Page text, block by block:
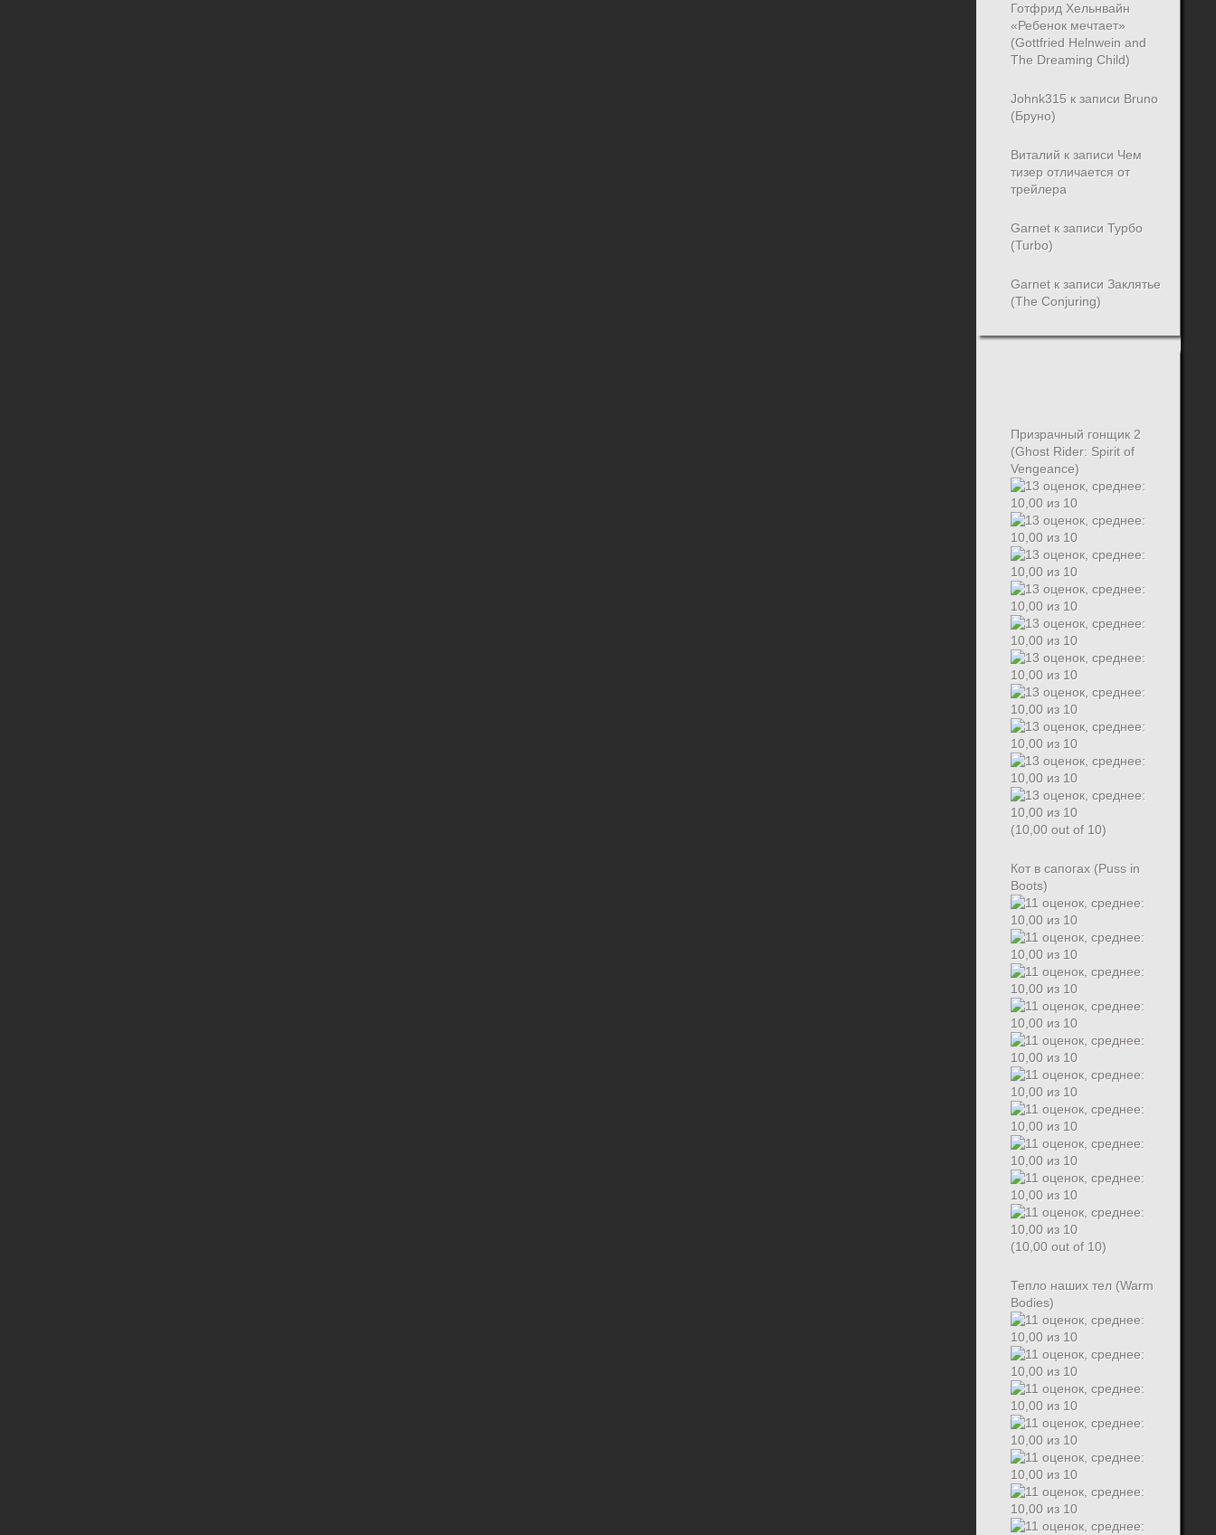
Готфрид Хельнвайн
«Ребенок мечтает»
(Gottfried Helnwein and
The Dreaming Child)
Johnk315к записи Bruno
(Бруно)
Виталий к записи Чем
тизер отличается от
трейлера
Garnetк записи Турбо
(Turbo)
Garnetк записи Заклятье
(The Conjuring)
Призрачный гонщик 2
(Ghost Rider: Spirit of
Vengeance)
(10,00 out of 10)
Кот в сапогах (Puss in
Boots)
(10,00 out of 10)
Тепло наших тел (Warm
Bodies)